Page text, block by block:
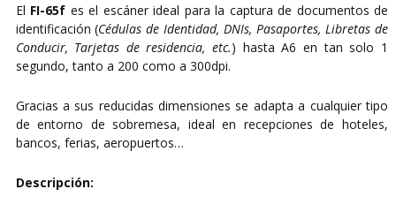
El FI-65f es el escáner ideal para la captura de documentos de
identificación (Cédulas de Identidad, DNIs, Pasaportes, Libretas de
Conducir, Tarjetas de residencia, etc.) hasta A6 en tan solo 1
segundo, tanto a 200 como a 300dpi.
Gracias a sus reducidas dimensiones se adapta a cualquier tipo
de entorno de sobremesa, ideal en recepciones de hoteles,
bancos, ferias, aeropuertos…
Descripción: